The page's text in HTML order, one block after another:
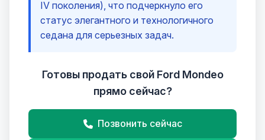
IV поколения), что подчеркнуло его
статус элегантного и технологичного
седана для серьезных задач.
Готовы продать свой Ford Mondeo
прямо сейчас?
Позвонить сейчас